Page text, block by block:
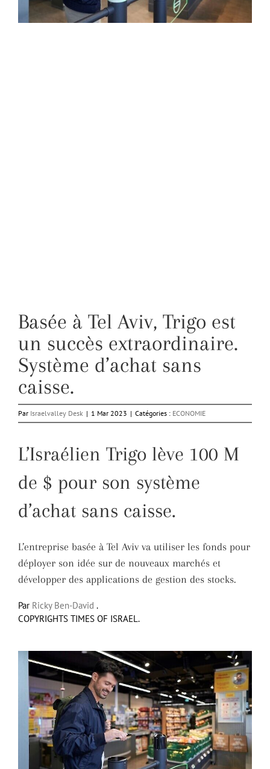
Basée à Tel Aviv, Trigo est
un succès extraordinaire.
Système d’achat sans
caisse.
Par Israelvalley Desk | 1 Mar 2023 | Catégories : ECONOMIE
L’Israélien Trigo lève 100 M
de $ pour son système
d’achat sans caisse.
L’entreprise basée à Tel Aviv va utiliser les fonds pour
déployer son idée sur de nouveaux marchés et
développer des applications de gestion des stocks.
Par Ricky Ben-David .
COPYRIGHTS TIMES OF ISRAEL.